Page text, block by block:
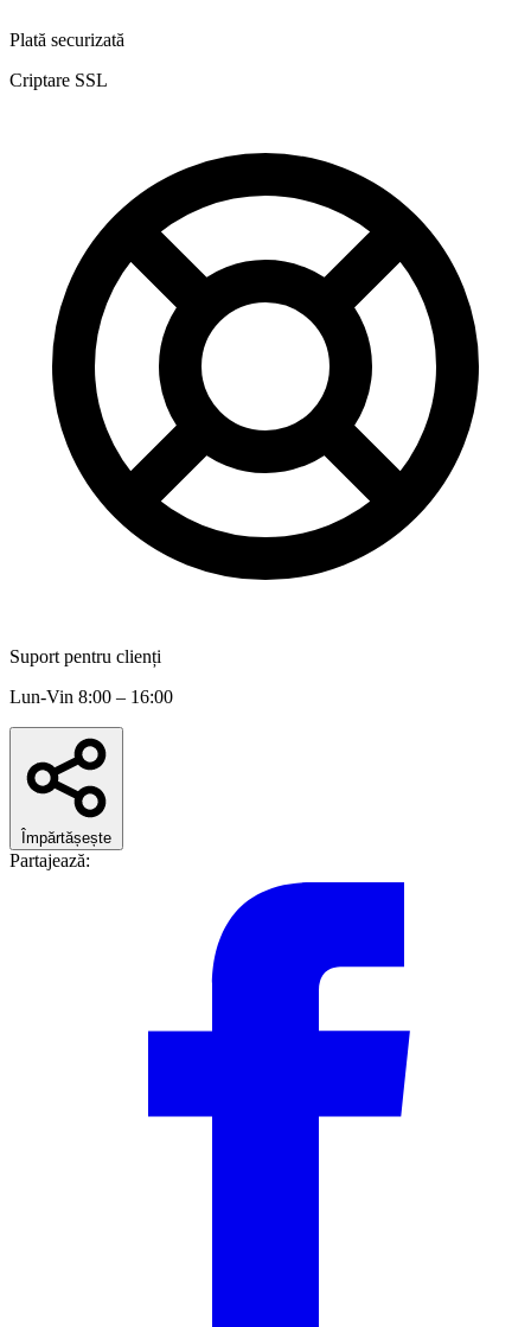
Plată securizată
Criptare SSL
Suport pentru clienți
Lun-Vin 8:00 – 16:00
Împărtășește
Partajează: